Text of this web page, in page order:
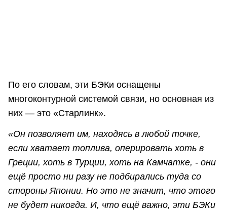
По его словам, эти БЭКи оснащены
многоконтурной системой связи, но основная из
них — это «Старлинк».
«Он позволяет им, находясь в любой точке,
если хватает топлива, оперировать хоть в
Греции, хоть в Турции, хоть на Камчатке, - они
ещё просто ни разу не подбирались туда со
стороны Японии. Но это не значит, что этого
не будет никогда. И, что ещё важно, эти БЭКи